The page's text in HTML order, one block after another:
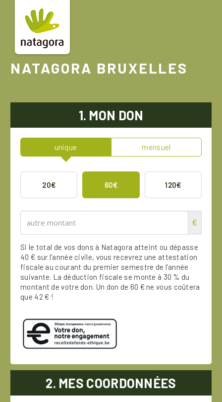
contenu
principal
NATAGORA BRUXELLES
1. MON DON
unique mensuel
20€ 60€ 120€
€
Si le total de vos dons à Natagora atteint ou dépasse
40 € sur l'année civile, vous recevrez une attestation
fiscale au courant du premier semestre de l’année
suivante. La déduction fiscale se monte à 30 % du
montant de votre don. Un don de 60 € ne vous coûtera
que 42 € !
2. MES COORDONNÉES